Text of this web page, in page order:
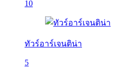
10
ทัวร์อาร์เจนติน่า
5